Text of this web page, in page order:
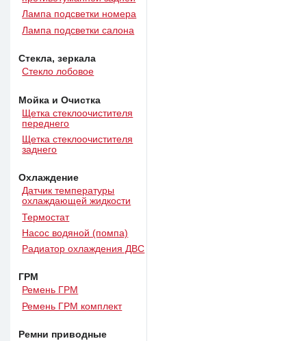
Лампа подсветки номера
Лампа подсветки салона
Стекла, зеркала
Стекло лобовое
Мойка и Очистка
Щетка стеклоочистителя
переднего
Щетка стеклоочистителя
заднего
Охлаждение
Датчик температуры
охлаждающей жидкости
Термостат
Насос водяной (помпа)
Радиатор охлаждения ДВС
ГРМ
Ремень ГРМ
Ремень ГРМ комплект
Ремни приводные